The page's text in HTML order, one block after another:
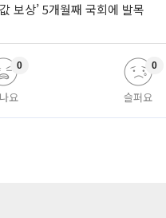
보상’ 5개월째 국회에 발목
요
0
슬퍼요
0